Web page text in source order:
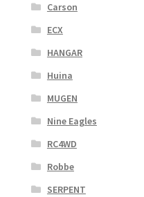
Carson
ECX
HANGAR
Huina
MUGEN
Nine Eagles
RC4WD
Robbe
SERPENT